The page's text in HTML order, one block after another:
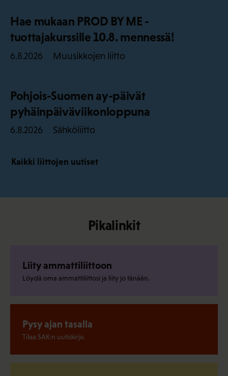
Hae mukaan PROD BY ME -
tuottajakurssille 10.8. mennessä!
6.8.2026 Muusikkojen liitto
Pohjois-Suomen ay-päivät
pyhäinpäiväviikonloppuna
6.8.2026 Sähköliitto
Kaikki liittojen uutiset
Pikalinkit
Liity ammattiliittoon
Löydä oma ammattiliittosi ja liity jo tänään.
Pysy ajan tasalla
Tilaa SAK:n uutiskirje.